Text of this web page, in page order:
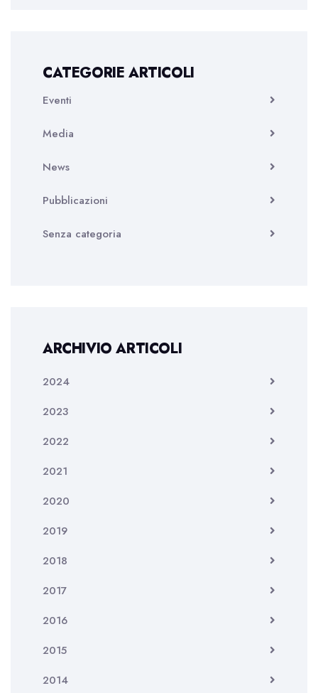
CATEGORIE ARTICOLI
Eventi
Media
News
Pubblicazioni
Senza categoria
ARCHIVIO ARTICOLI
2024
2023
2022
2021
2020
2019
2018
2017
2016
2015
2014